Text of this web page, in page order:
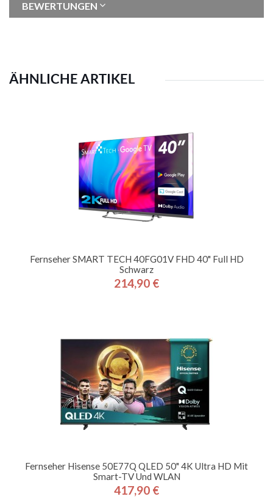
BEWERTUNGEN
ÄHNLICHE ARTIKEL
Fernseher SMART TECH 40FG01V FHD 40" Full HD
Schwarz
Preis
214,90 €
Fernseher Hisense 50E77Q QLED 50" 4K Ultra HD Mit
Smart-TV Und WLAN
Preis
417,90 €